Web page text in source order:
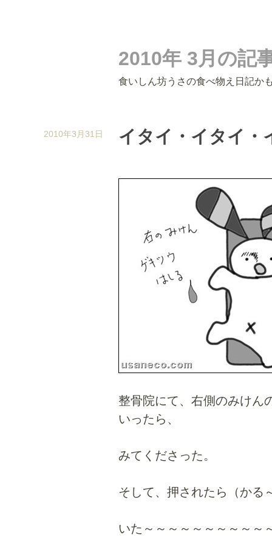
2010年 3月の記
食いしん坊うさの食べ物え日記か
2010年3月31日 イタイ・イタイ・
整骨院にて、右側のみけん
いったら、
みてくださった。
そして、押されたら（かる
いた～～～～～～～～～～